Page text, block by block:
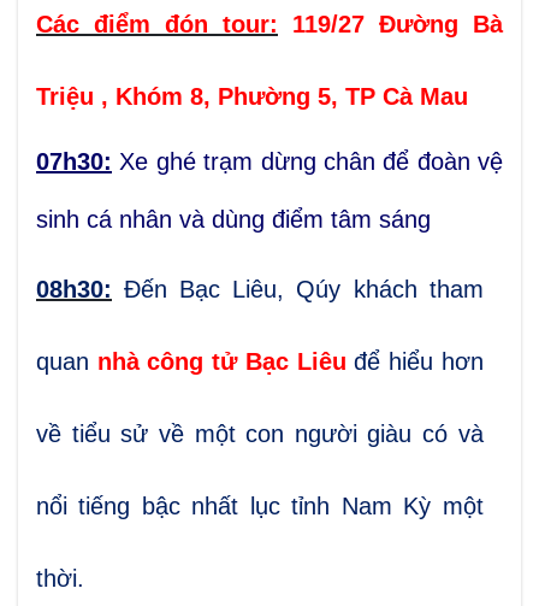
Các điểm đón tour: 119/27 Đường Bà
Triệu , Khóm 8, Phường 5, TP Cà Mau
07h30: Xe ghé trạm dừng chân để đoàn vệ
sinh cá nhân và dùng điểm tâm sáng
08h30: Đến Bạc Liêu, Qúy khách tham
quan nhà công tử Bạc Liêuđể hiểu hơn
về tiểu sử về một con người giàu có và
nổi tiếng bậc nhất lục tỉnh Nam Kỳ một
thời.